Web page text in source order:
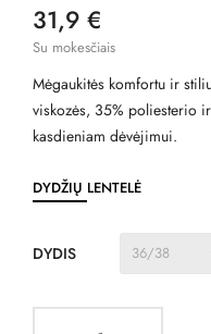
31,9 €
Su mokesčiais
Mėgaukitės komfortu ir
viskozės, 35% poliesterio
kasdieniam dėvėjimui.
DYDŽIŲ LENTELĖ
DYDIS